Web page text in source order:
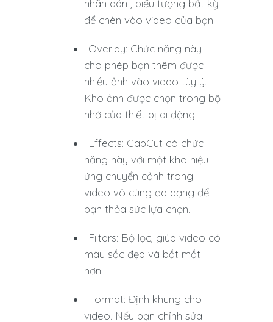
nhãn dán , biểu tượng bất kỳ
để chèn vào video của bạn.
Overlay: Chức năng này
cho phép bạn thêm được
nhiều ảnh vào video tùy ý.
Kho ảnh được chọn trong bộ
nhớ của thiết bị di động.
Effects: CapCut có chức
năng này với một kho hiệu
ứng chuyển cảnh trong
video vô cùng đa dạng để
bạn thỏa sức lựa chọn.
Filters: Bộ lọc, giúp video có
màu sắc đẹp và bắt mắt
hơn.
Format: Định khung cho
video. Nếu bạn chỉnh sửa